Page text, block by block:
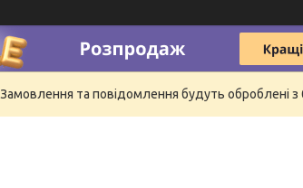
Замовлення та повідомлення будуть оброблені